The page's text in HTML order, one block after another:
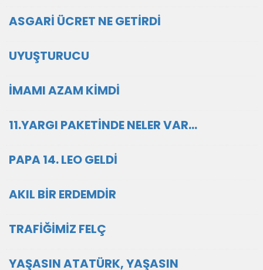
ASGARİ ÜCRET NE GETİRDİ
UYUŞTURUCU
İMAMI AZAM KİMDİ
11.YARGI PAKETİNDE NELER VAR…
PAPA 14. LEO GELDİ
AKIL BİR ERDEMDİR
TRAFİĞİMİZ FELÇ
YAŞASIN ATATÜRK, YAŞASIN